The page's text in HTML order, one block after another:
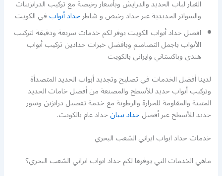
الغيار لباب الحديد والدرايش وبأسعار رخيصة مع تركيب الدرابزينات
والسواتر الحديدية عبر حداد رخيص و شاطرحداد أبوابفي الكويت
افضل حداد أبواب الكويت يوفر لكم خدمات سريعة ودقيقة لتركيب
الأبواب باجمل التصاميم وبافضل خبرات حدادين تركيب أبواب
هندي وباكستاني وايراني بالكويت
لدينا أفضل الخدمات في تصليح وتجديد أبواب الحديد المتصدأة
وتركيب أبواب حديد للأسطح والمصنعة من أفضل خامات الحديد
المتينة والمقاومة للحرارة والرطوبة مع خدمة تفصيل درابزين وسور
حديد للأسطح عبر أفضلحداد بيبانحداد عام بالكويت.
خدمات حداد ابواب ايراني الشعب البحري
ماهي الخدمات التي يوفرها لكم حداد ابواب ابراني الشعب البحري؟